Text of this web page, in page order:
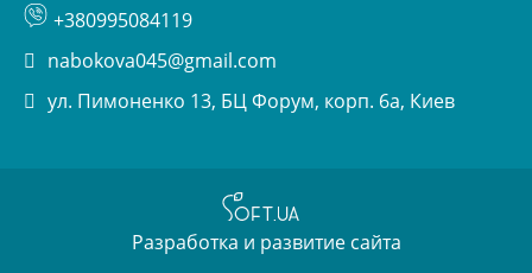
+380995084119
nabokova045@gmail.com
ул. Пимоненко 13, БЦ Форум, корп. 6а, Киев
Разработка и развитие сайта